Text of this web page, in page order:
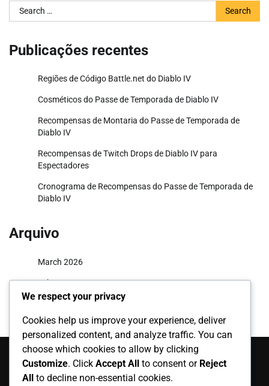
Search
for:
Publicações recentes
Regiões de Código Battle.net do Diablo IV
Cosméticos do Passe de Temporada de Diablo IV
Recompensas de Montaria do Passe de Temporada de
Diablo IV
Recompensas de Twitch Drops de Diablo IV para
Espectadores
Cronograma de Recompensas do Passe de Temporada de
Diablo IV
Arquivo
March 2026
February 2026
Categorias
Cosméticos de Twitch Drops
We respect your privacy
Cookies help us improve your experience, deliver
personalized content, and analyze traffic. You can
choose which cookies to allow by clicking
Customize. Click Accept All to consent or Reject
All to decline non-essential cookies.